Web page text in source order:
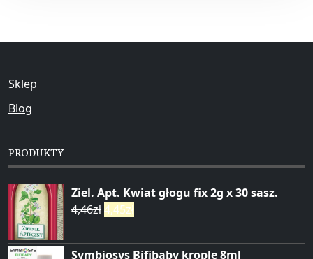
Sklep
Blog
PRODUKTY
Ziel. Apt. Kwiat głogu fix 2g x 30 sasz.
4,46zł4,45zł
Symbiosys Bifibaby krople 8ml